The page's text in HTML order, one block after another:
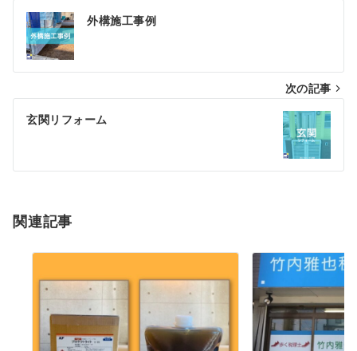
投
稿
ナ
ビ
ゲ
シ
ン
外構施工事例
次の記事
玄関リフォーム
関連記事